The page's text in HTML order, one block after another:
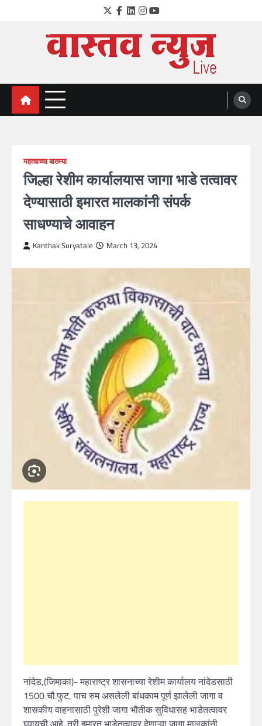
Twitter
Facebook
LinkedIn
Instagram
YouTube
VastavNEWSLive.com
a leading NEWS portal of Maharahstra
महत्वाच्या बातम्या
जिल्हा रेशीम कार्यालयास जागा भाडे तत्वावर
देण्यासाठी इमारत मालकांनी संपर्क
साधण्याचे आवाहन
Kanthak Suryatale March 13, 2024
नांदेड,(जिमाका)- महाराष्ट्र शासनाच्या रेशीम कार्यालय नांदेडसाठी
1500 चौ.फुट, पाच रुम असलेली बांधकाम पूर्ण झालेली जागा व
शासकीय वाहनासाठी पुरेशी जागा भौतीक सुविधासह भाडेतत्वावर